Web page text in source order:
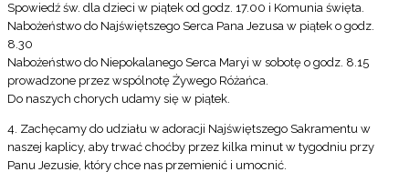
Spowiedź św. dla dzieci w piątek od godz. 17.00 i Komunia święta.
Nabożeństwo do Najświętszego Serca Pana Jezusa w piątek o godz.
8.30
Nabożeństwo do Niepokalanego Serca Maryi w sobotę o godz. 8.15
prowadzone przez wspólnotę Żywego Różańca.
Do naszych chorych udamy się w piątek.
4. Zachęcamy do udziału w adoracji Najświętszego Sakramentu w
naszej kaplicy, aby trwać choćby przez kilka minut w tygodniu przy
Panu Jezusie, który chce nas przemienić i umocnić.